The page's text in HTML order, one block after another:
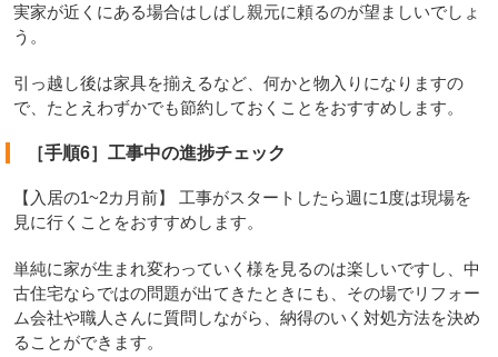
実家が近くにある場合はしばし親元に頼るのが望ましいでしょ
う。
引っ越し後は家具を揃えるなど、何かと物入りになりますの
で、たとえわずかでも節約しておくことをおすすめします。
［手順6］工事中の進捗チェック
【入居の1~2カ月前】 工事がスタートしたら週に1度は現場を
見に行くことをおすすめします。
単純に家が生まれ変わっていく様を見るのは楽しいですし、中
古住宅ならではの問題が出てきたときにも、その場でリフォー
ム会社や職人さんに質問しながら、納得のいく対処方法を決め
ることができます。